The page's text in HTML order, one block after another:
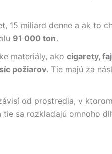
15 miliard denne a ak to
91 000 ton.
materiály, ako cigarety,
požiarov. Tie majú za
od prostredia, v
sa rozkladajú omnoho